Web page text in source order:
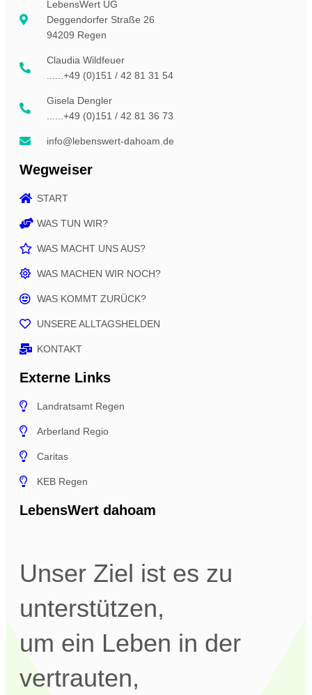
LebensWert UG
Deggendorfer Straße 26
94209 Regen
Claudia Wildfeuer
......+49 (0)151 / 42 81 31 54
Gisela Dengler
......+49 (0)151 / 42 81 36 73
info@lebenswert-dahoam.de
Wegweiser
START
WAS TUN WIR?
WAS MACHT UNS AUS?
WAS MACHEN WIR NOCH?
WAS KOMMT ZURÜCK?
UNSERE ALLTAGSHELDEN
KONTAKT
Externe Links
Landratsamt Regen
Arberland Regio
Caritas
KEB Regen
LebensWert dahoam
Unser Ziel ist es zu
unterstützen,
um ein Leben in der
vertrauten,